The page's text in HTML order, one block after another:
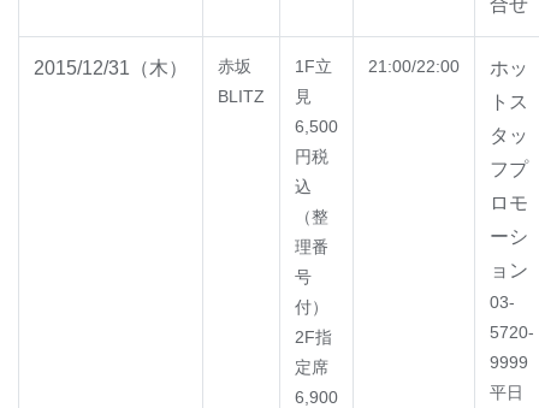
合せ
2015/12/31（木）
赤坂
BLITZ
1F立
見
6,500
円税
込
（整
理番
号
付）
2F指
定席
6,900
21:00/22:00
ホッ
トス
タッ
フプ
ロモ
ーシ
ョン
03-
5720-
9999
平日